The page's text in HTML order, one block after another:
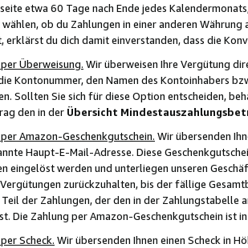
etwa 60 Tage nach Ende jedes
ob du Zahlungen in einer anderen
erklärst du dich damit einverstanden, dass die
Überweisung. Wir überweisen Ihre Vergütung
Kontonummer, den Namen des Kontoinhabers
Sollten Sie sich für diese Option entscheiden,
den in der Übersicht
Amazon-Geschenkgutschein. Wir übersenden
Haupt-E-Mail-Adresse. Diese
eingelöst werden und unterliegen unseren
Vergütungen zurückzuhalten, bis der fällige
Teil der Zahlungen, der den in der
Die Zahlung per Amazon-Geschenkgutschein ist
Scheck. Wir übersenden Ihnen einen Scheck in